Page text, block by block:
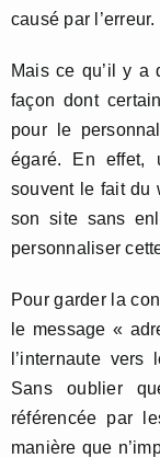
causé par l’erreur.
Mais ce qu’il y a
façon dont
pour le
égaré. En effet,
souvent le fait du
son site sans
personnaliser
Pour garder la
le message «
l’internaute
Sans oublier
référencée par
manière que